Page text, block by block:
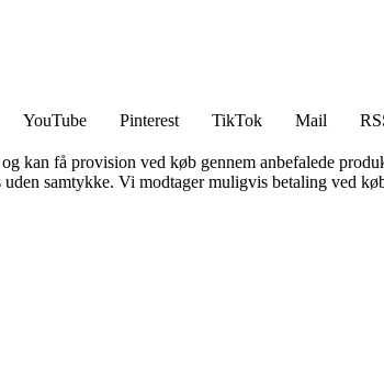
YouTube Pinterest TikTok Mail
kan få provision ved køb gennem anbefalede
samtykke. Vi modtager muligvis betaling ved